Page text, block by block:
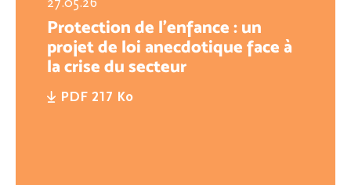
Protection de l’enfance : un
projet de loi anecdotique face à
la crise du secteur
PDF 217 Ko